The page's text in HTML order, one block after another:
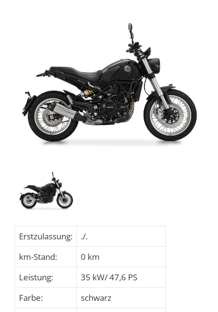
Erstzulassung:
./.
km-Stand:
0 km
Leistung:
35 kW/ 47,6 PS
Farbe:
schwarz